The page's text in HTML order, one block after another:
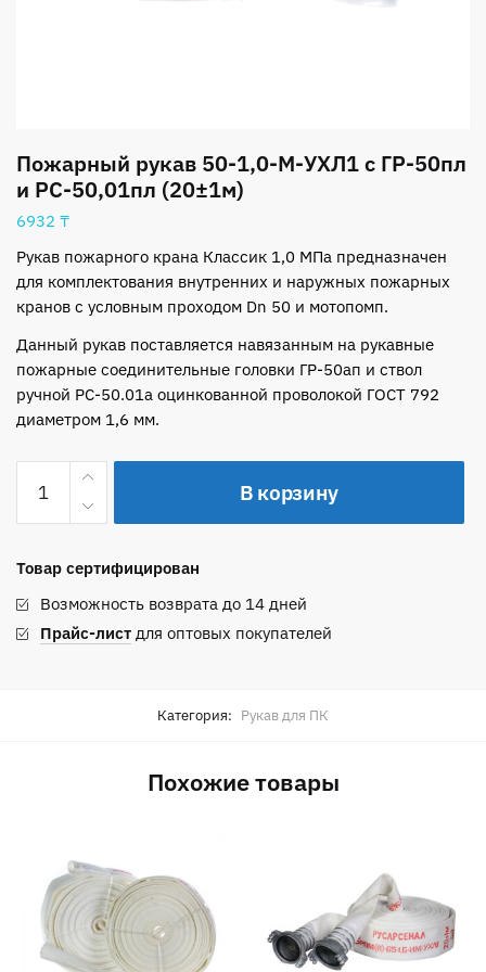
Пожарный рукав 50-1,0-М-УХЛ1 с ГР-50пл
и РС-50,01пл (20±1м)
6932 ₸
Рукав пожарного крана Классик 1,0 МПа предназначен
для комплектования внутренних и наружных пожарных
кранов с условным проходом Dn 50 и мотопомп.
Данный рукав поставляется навязанным на рукавные
пожарные соединительные головки ГР-50ап и ствол
ручной РС-50.01а оцинкованной проволокой ГОСТ 792
диаметром 1,6 мм.
Количество
товара
Пожарный
50-
1,0-
М-
В корзину
Товар сертифицирован
Возможность возврата до 14 дней
Прайс-лист для оптовых покупателей
Категория: Рукав для ПК
Похожие товары